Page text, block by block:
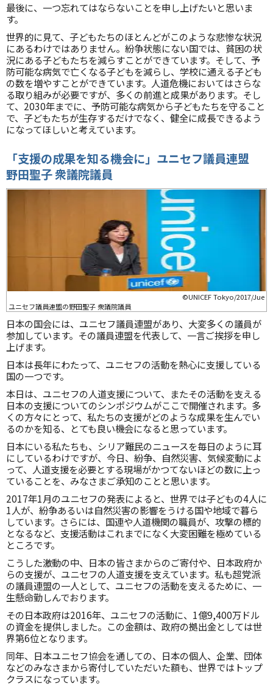
最後に、一つ忘れてはならないことを申し上げたいと思いま
す。
世界的に見て、子どもたちのほとんどがこのような悲惨な状況
にあるわけではありません。紛争状態にない国では、貧困の状
況にある子どもたちを減らすことができています。そして、予
防可能な病気で亡くなる子どもを減らし、学校に通える子ども
の数を増やすことができています。人道危機においてはさらな
る取り組みが必要ですが、多くの前進と成果があります。そし
て、2030年までに、予防可能な病気から子どもたちを守ること
で、子どもたちが生存するだけでなく、健全に成長できるよう
になってほしいと考えています。
「支援の成果を知る機会に」ユニセフ議員連盟
野田聖子衆議院議員
©UNICEF Tokyo/2017/Jue
ユニセフ議員連盟の野田聖子 衆議院議員
日本の国会には、ユニセフ議員連盟があり、大変多くの議員が
参加しています。その議員連盟を代表して、一言ご挨拶を申し
上げます。
日本は長年にわたって、ユニセフの活動を熱心に支援している
国の一つです。
本日は、ユニセフの人道支援について、またその活動を支える
日本の支援についてのシンポジウムがここで開催されます。多
くの方々にとって、私たちの支援がどのような成果を生んでい
るのかを知る、とても良い機会になると思っています。
日本にいる私たちも、シリア難民のニュースを毎日のように耳
にしているわけですが、今日、紛争、自然災害、気候変動によ
って、人道支援を必要とする現場がかつてないほどの数に上っ
ていることを、みなさまご承知のことと思います。
2017年1月のユニセフの発表によると、世界では子どもの4人に
1人が、紛争あるいは自然災害の影響をうける国や地域で暮ら
しています。さらには、国連や人道機関の職員が、攻撃の標的
となるなど、支援活動はこれまでになく大変困難を極めている
ところです。
こうした激動の中、日本の皆さまからのご寄付や、日本政府か
らの支援が、ユニセフの人道支援を支えています。私も超党派
の議員連盟の一人として、 ユニセフの活動を支えるために、一
生懸命勤しんでおります。
その日本政府は2016年、ユニセフの活動に、1億9,400万ドル
の資金を提供しました。この金額は、政府の拠出金としては世
界第6位となります。
同年、日本ユニセフ協会を通しての、日本の個人、企業、団体
などのみなさまから寄付していただいた額も、世界ではトップ
クラスになっています。